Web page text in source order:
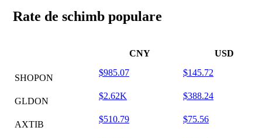
Rate de schimb populare
CNY USD
SHOPON
$985.07 $145.72
GLDON
$2.62K $388.24
AXTIB
$510.79 $75.56